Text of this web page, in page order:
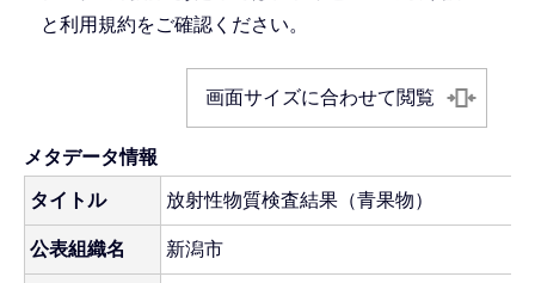
と利用規約をご確認ください。
画面サイズに合わせて閲覧
メタデータ情報
タイトル 放射性物質検査結果（青果物）
公表組織名 新潟市